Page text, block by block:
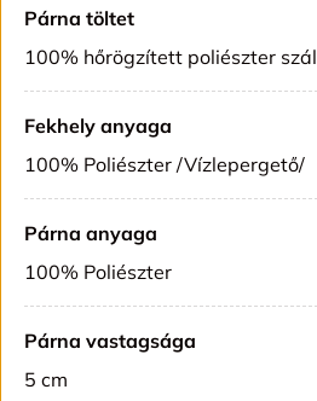
Párna töltet
100% hőrögzített poliészter szál
Fekhely anyaga
100% Poliészter /Vízlepergető/
Párna anyaga
100% Poliészter
Párna vastagsága
5 cm